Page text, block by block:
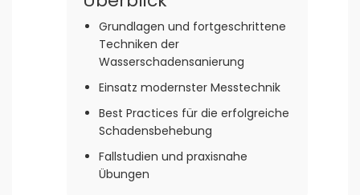
Grundlagen und fortgeschrittene
Techniken der
Wasserschadensanierung
Einsatz modernster Messtechnik
Best Practices für die erfolgreiche
Schadensbehebung
Fallstudien und praxisnahe
Übungen